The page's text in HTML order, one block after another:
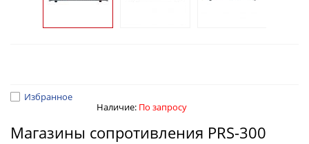
Избранное
Наличие: По запросу
Магазины сопротивления PRS-300